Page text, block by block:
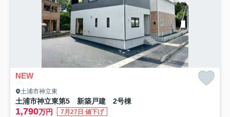
NEW
土浦市神立東
土浦市神立東第5 新築戸建 2号棟
1,790万円 7月27日 値下げ